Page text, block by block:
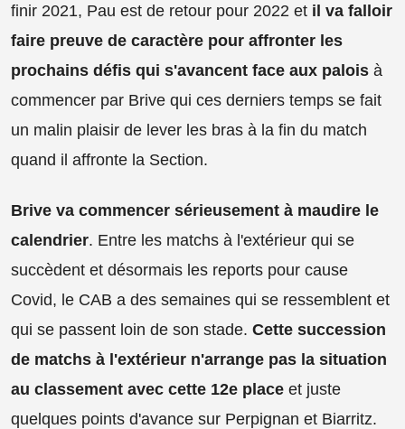
finir 2021, Pau est de retour pour 2022 et il va falloir
faire preuve de caractère pour affronter les
prochains défis qui s'avancent face aux palois à
commencer par Brive qui ces derniers temps se fait
un malin plaisir de lever les bras à la fin du match
quand il affronte la Section.
Brive va commencer sérieusement à maudire le
calendrier. Entre les matchs à l'extérieur qui se
succèdent et désormais les reports pour cause
Covid, le CAB a des semaines qui se ressemblent et
qui se passent loin de son stade. Cette succession
de matchs à l'extérieur n'arrange pas la situation
au classement avec cette 12e place et juste
quelques points d'avance sur Perpignan et Biarritz.